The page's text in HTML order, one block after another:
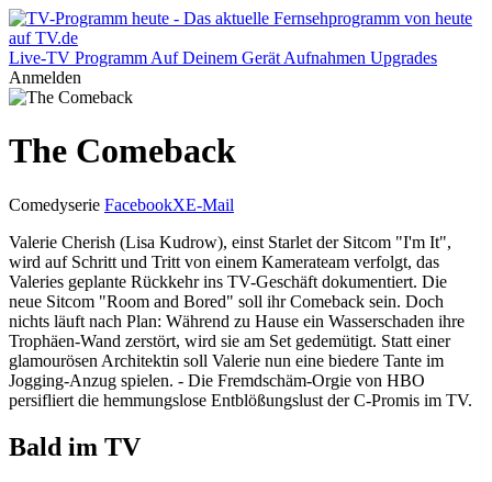
Live-TV Programm Auf Deinem Gerät Aufnahmen Upgrades
Anmelden
The Comeback
Comedyserie FacebookXE-Mail
Valerie Cherish (Lisa Kudrow), einst Starlet der Sitcom "I'm It",
wird auf Schritt und Tritt von einem Kamerateam verfolgt, das
Valeries geplante Rückkehr ins TV-Geschäft dokumentiert. Die
neue Sitcom "Room and Bored" soll ihr Comeback sein. Doch
nichts läuft nach Plan: Während zu Hause ein Wasserschaden ihre
Trophäen-Wand zerstört, wird sie am Set gedemütigt. Statt einer
glamourösen Architektin soll Valerie nun eine biedere Tante im
Jogging-Anzug spielen. - Die Fremdschäm-Orgie von HBO
persifliert die hemmungslose Entblößungslust der C-Promis im TV.
Bald im TV